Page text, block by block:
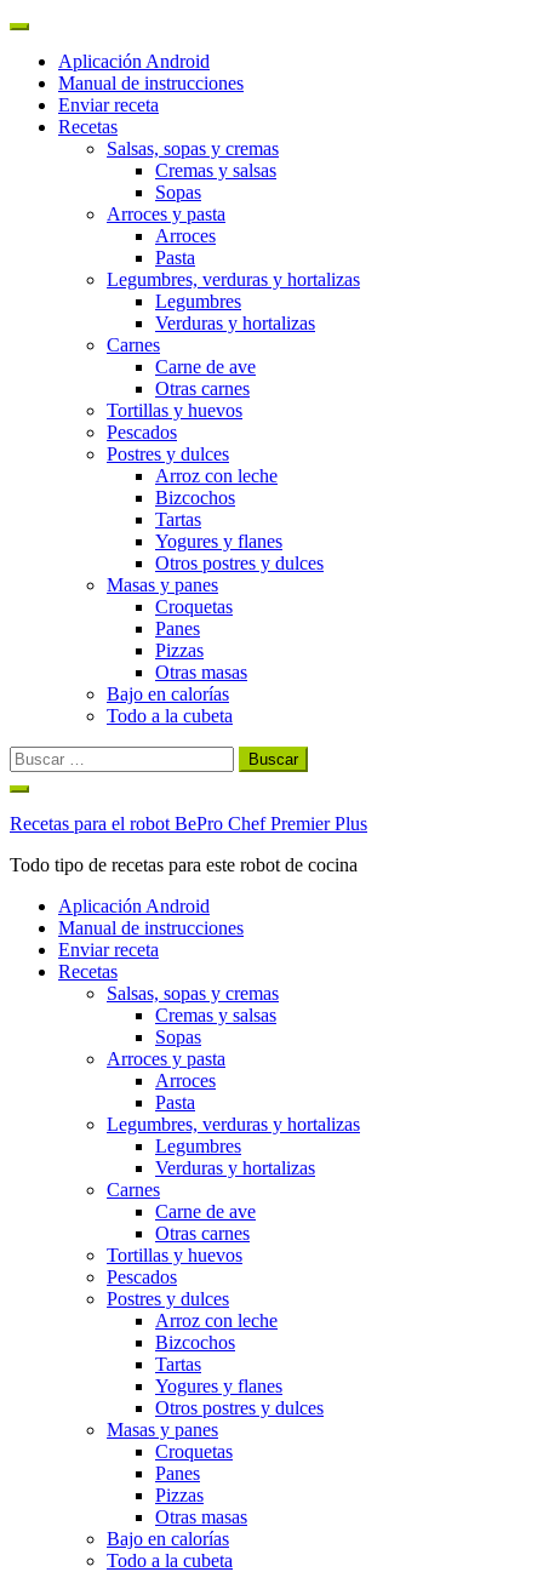
Aplicación Android
Manual de instrucciones
Enviar receta
Recetas
Salsas, sopas y cremas
Cremas y salsas
Sopas
Arroces y pasta
Arroces
Pasta
Legumbres, verduras y hortalizas
Legumbres
Verduras y hortalizas
Carnes
Carne de ave
Otras carnes
Tortillas y huevos
Pescados
Postres y dulces
Arroz con leche
Bizcochos
Tartas
Yogures y flanes
Otros postres y dulces
Masas y panes
Croquetas
Panes
Pizzas
Otras masas
Bajo en calorías
Todo a la cubeta
Buscar:
Ir
contenido
Recetas para el robot BePro Chef Premier Plus
Todo tipo de recetas para este robot de cocina
Aplicación Android
Manual de instrucciones
Enviar receta
Recetas
Salsas, sopas y cremas
Cremas y salsas
Sopas
Arroces y pasta
Arroces
Pasta
Legumbres, verduras y hortalizas
Legumbres
Verduras y hortalizas
Carnes
Carne de ave
Otras carnes
Tortillas y huevos
Pescados
Postres y dulces
Arroz con leche
Bizcochos
Tartas
Yogures y flanes
Otros postres y dulces
Masas y panes
Croquetas
Panes
Pizzas
Otras masas
Bajo en calorías
Todo a la cubeta